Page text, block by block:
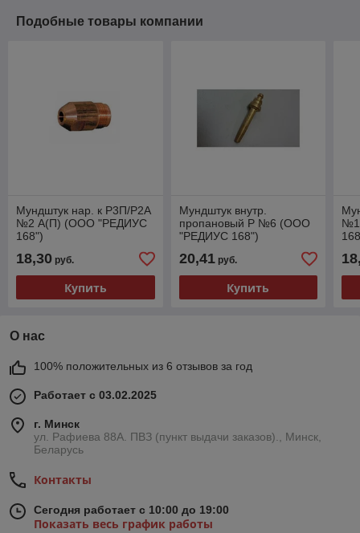
Подобные товары компании
Мундштук нар. к Р3П/Р2А
№2 А(П) (ООО "РЕДИУС
168")
18,30 руб.
Купить
Мундштук внутр.
пропановый Р №6 (ООО
"РЕДИУС 168")
20,41руб.
Купить
№1
О нас
100% положительных из 6 отзывов за год
Работает с 03.02.2025
г. Минск
ул. Рафиева 88А. ПВЗ (пункт выдачи заказов)., Минск,
Беларусь
Контакты
Сегодня работает с 10:00 до 19:00
Показать весь график работы